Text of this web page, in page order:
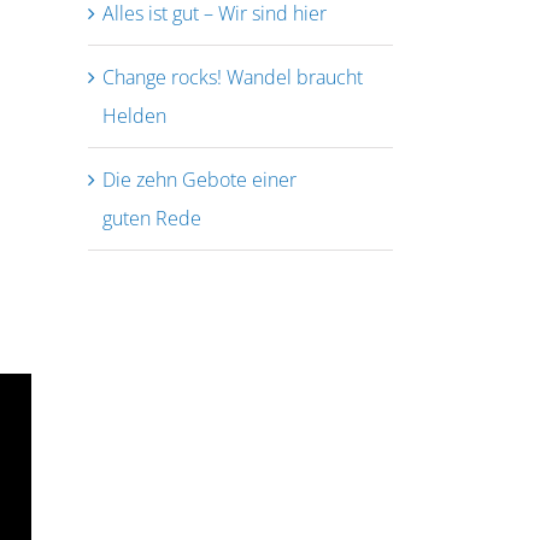
Alles ist gut – Wir sind hier
Change rocks! Wandel braucht
Helden
Die zehn Gebote einer
guten Rede